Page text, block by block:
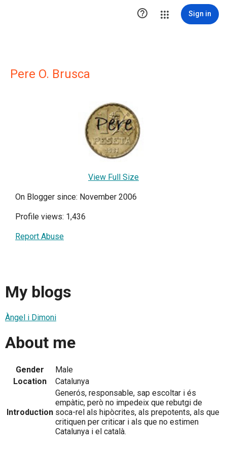
 Sign in
Pere O. Brusca
View Full Size
On Blogger since: November 2006
Profile views: 1,436
Report Abuse
My blogs
Àngel i Dimoni
About me
Gender
Male
Location
Catalunya
Introduction
Generós, responsable, sap escoltar i és
empàtic, però no impedeix que rebutgi de
soca-rel als hipòcrites, als prepotents, als que
critiquen per criticar i als que no estimen
Catalunya i el català.